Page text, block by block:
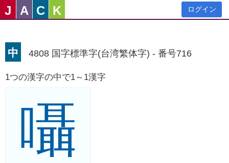
J A C K ログイン
中 4808 国字標準字(台湾繁体字) - 番号716
1つの漢字の中で1～1漢字
囁